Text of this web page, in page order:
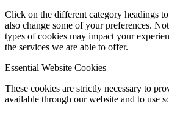
Click on the different category headings
also change some of your preferences.
types of cookies may impact your
the services we are able to offer.
Essential Website Cookies
These cookies are strictly necessary to
available through our website and to use